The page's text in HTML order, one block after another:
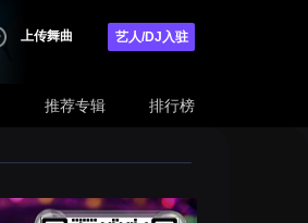
上传舞曲 艺人/DJ入驻
推荐专辑 排行榜